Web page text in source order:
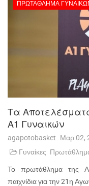
ΠΡΩΤΆΘΛΗΜΑ
Τα
Α1 Γυναικών
agapotobasket Μαρ 02,
Γυναίκες
Το πρωτάθλημα της Α1
παιχνίδια για την 21η